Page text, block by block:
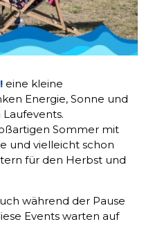
eine kleine
Energie, Sonne und
Sommer mit
und vielleicht schon
für den Herbst und
während der Pause
Events warten auf